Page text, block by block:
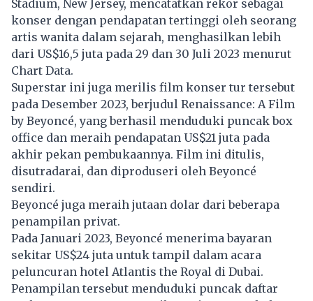
Stadium, New Jersey, mencatatkan rekor sebagai
konser dengan pendapatan tertinggi oleh seorang
artis wanita dalam sejarah, menghasilkan lebih
dari US$16,5 juta pada 29 dan 30 Juli 2023 menurut
Chart Data.
Superstar ini juga merilis film konser tur tersebut
pada Desember 2023, berjudul Renaissance: A Film
by Beyoncé, yang berhasil menduduki puncak box
office dan meraih pendapatan US$21 juta pada
akhir pekan pembukaannya. Film ini ditulis,
disutradarai, dan diproduseri oleh Beyoncé
sendiri.
Beyoncé juga meraih jutaan dolar dari beberapa
penampilan privat.
Pada Januari 2023, Beyoncé menerima bayaran
sekitar US$24 juta untuk tampil dalam acara
peluncuran hotel Atlantis the Royal di Dubai.
Penampilan tersebut menduduki puncak daftar